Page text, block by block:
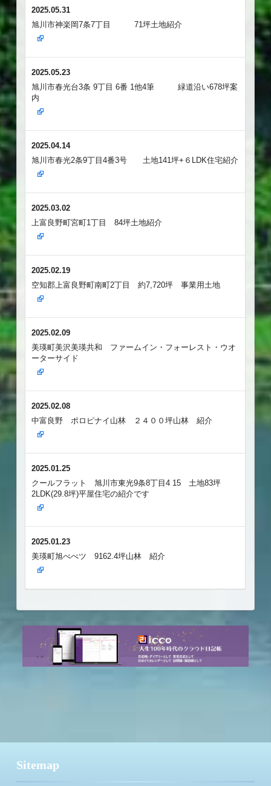
2025.05.31
旭川市神楽岡7条7丁目 71坪土地紹介
2025.05.23
旭川市春光台3条 9丁目 6番 1他4筆 緑道沿い678坪案
内
2025.04.14
旭川市春光2条9丁目4番3号 土地141坪+６LDK住宅紹介
2025.03.02
上富良野町宮町1丁目 84坪土地紹介
2025.02.19
空知郡上富良野町南町2丁目 約7,720坪 事業用土地
2025.02.09
美瑛町美沢美瑛共和 ファームイン・フォーレスト・ウオ
ーターサイド
2025.02.08
中富良野 ポロピナイ山林 ２４００坪山林 紹介
2025.01.25
クールフラット 旭川市東光9条8丁目4 15 土地83坪
2LDK(29.8坪)平屋住宅の紹介です
2025.01.23
美瑛町旭べべツ 9162.4坪山林 紹介
Sitemap